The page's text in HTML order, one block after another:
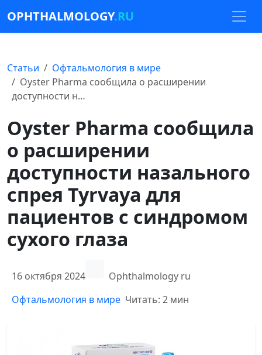
OPHTHALMOLOGY.RU
Статьи
Офтальмология в мире
Oyster Pharma сообщила о расширении
доступности н…
Oyster Pharma сообщила
о расширении
доступности назального
спрея Tyrvaya для
пациентов с синдромом
сухого глаза
16 октября 2024
Ophthalmology ru
Офтальмология в мире Читать: 2 мин